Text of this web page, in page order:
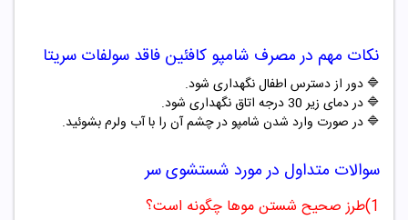
نکات مهم در مصرف شامپو کافئین فاقد سولفات سریتا
🔷 دور از دسترس اطفال نگهداری شود.
🔷 در دمای زیر 30 درجه اتاق نگهداری شود.
🔷 در صورت وارد شدن شامپو در چشم آن را با آب ولرم بشوئید.
سوالات متداول در مورد شستشوی سر
1)طرز صحیح شستن موها چگونه است؟